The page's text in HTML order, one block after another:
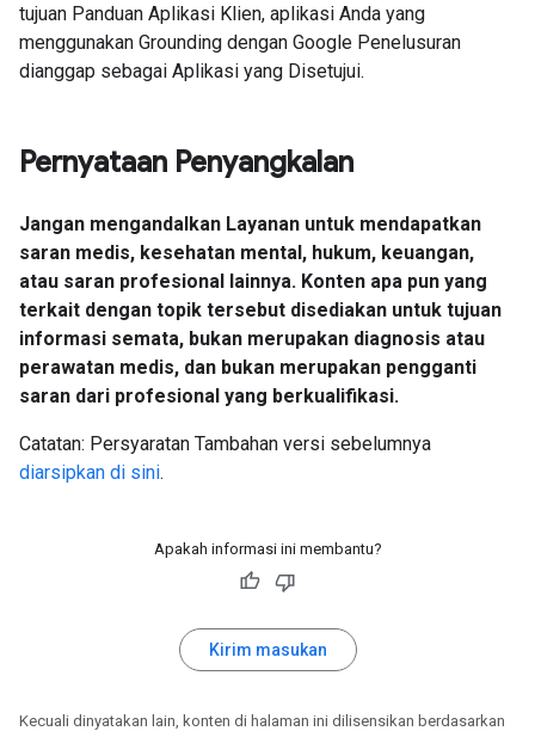
tujuan Panduan Aplikasi Klien, aplikasi Anda yang
menggunakan Grounding dengan Google Penelusuran
dianggap sebagai Aplikasi yang Disetujui.
Pernyataan Penyangkalan
Jangan mengandalkan Layanan untuk mendapatkan
saran medis, kesehatan mental, hukum, keuangan,
atau saran profesional lainnya. Konten apa pun yang
terkait dengan topik tersebut disediakan untuk tujuan
informasi semata, bukan merupakan diagnosis atau
perawatan medis, dan bukan merupakan pengganti
saran dari profesional yang berkualifikasi.
Catatan: Persyaratan Tambahan versi sebelumnya
diarsipkan di sini.
Apakah informasi ini membantu?
Kirim masukan
Kecuali dinyatakan lain, konten di halaman ini dilisensikan berdasarkan